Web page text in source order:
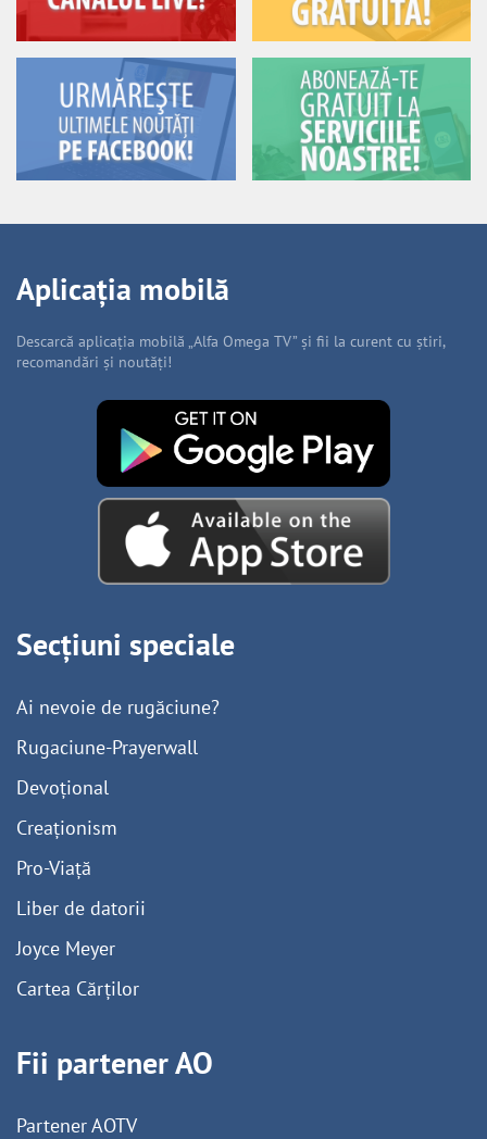
Aplicația mobilă
Descarcă aplicația mobilă „Alfa Omega TV” și fii la curent cu știri,
recomandări și noutăți!
Secțiuni speciale
Ai nevoie de rugăciune?
Rugaciune-Prayerwall
Devoțional
Creaționism
Pro-Viață
Liber de datorii
Joyce Meyer
Cartea Cărților
Fii partener AO
Partener AOTV